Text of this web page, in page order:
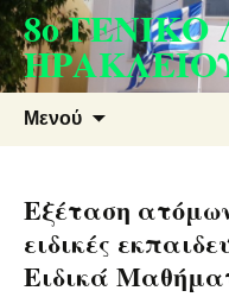
Μετάβαση
σε
περιεχόμενο
8ο ΓΕΝΙΚΟ
Μενού
Εξέταση
ειδικές
Ειδικά